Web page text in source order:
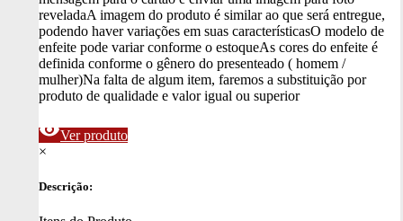
reveladaA imagem do produto é similar ao que será entregue,
podendo haver variações em suas característicasO modelo de
enfeite pode variar conforme o estoqueAs cores do enfeite é
definida conforme o gênero do presenteado ( homem /
mulher)Na falta de algum item, faremos a substituição por
produto de qualidade e valor igual ou superior
visibilityVer produto
×
Descrição: